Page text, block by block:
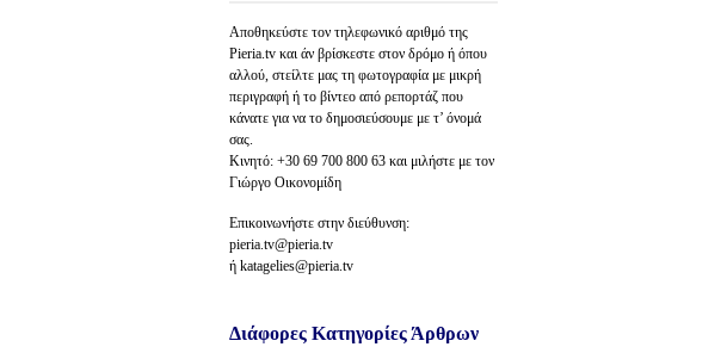
Αποθηκεύστε τον τηλεφωνικό αριθμό της
Pieria.tv και άν βρίσκεστε στον δρόμο ή όπου
αλλού, στείλτε μας τη φωτογραφία με μικρή
περιγραφή ή το βίντεο από ρεπορτάζ που
κάνατε για να το δημοσιεύσουμε με τ’ όνομά
σας.
Κινητό: +30 69 700 800 63 και μιλήστε με τον
Γιώργο Οικονομίδη
Επικοινωνήστε στην διεύθυνση:
pieria.tv@pieria.tv
ή katagelies@pieria.tv
Διάφορες Κατηγορίες Άρθρων